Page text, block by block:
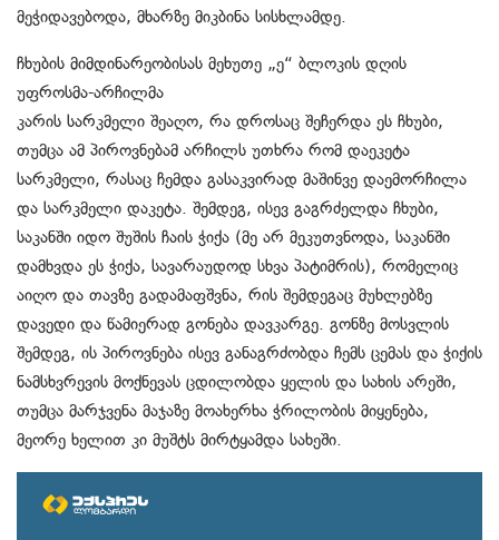
მეჭიდავებოდა, მხარზე მიკბინა სისხლამდე.
ჩხუბის მიმდინარეობისას მეხუთე „ე“ ბლოკის დღის
უფროსმა-არჩილმა
კარის სარკმელი შეაღო, რა დროსაც შეჩერდა ეს ჩხუბი,
თუმცა ამ პიროვნებამ არჩილს უთხრა რომ დაეკეტა
სარკმელი, რასაც ჩემდა გასაკვირად მაშინვე დაემორჩილა
და სარკმელი დაკეტა. შემდეგ, ისევ გაგრძელდა ჩხუბი,
საკანში იდო შუშის ჩაის ჭიქა (მე არ მეკუთვნოდა, საკანში
დამხვდა ეს ჭიქა, სავარაუდოდ სხვა პატიმრის), რომელიც
აიღო და თავზე გადამაფშვნა, რის შემდეგაც მუხლებზე
დავედი და წამიერად გონება დავკარგე. გონზე მოსვლის
შემდეგ, ის პიროვნება ისევ განაგრძობდა ჩემს ცემას და ჭიქის
ნამსხვრევის მოქნევას ცდილობდა ყელის და სახის არეში,
თუმცა მარჯვენა მაჯაზე მოახერხა ჭრილობის მიყენება,
მეორე ხელით კი მუშტს მირტყამდა სახეში.